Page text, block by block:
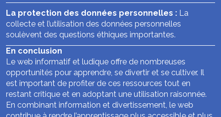
La protection des données personnelles : La
collecte et l’utilisation des données personnelles
soulèvent des questions éthiques importantes.
En conclusion
Le web informatif et ludique offre de nombreuses
opportunités pour apprendre, se divertir et se cultiver. Il
est important de profiter de ces ressources tout en
restant critique et en adoptant une utilisation raisonnée.
En combinant information et divertissement, le web